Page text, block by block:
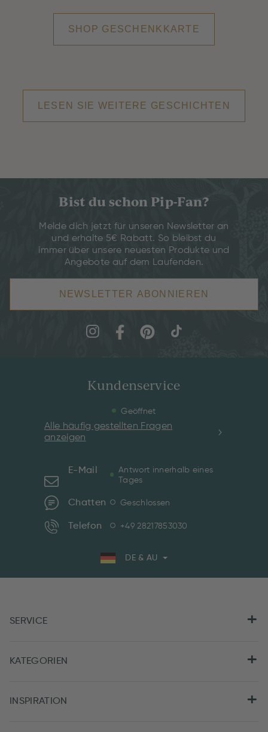
SHOP GESCHENKKARTE
LESEN SIE WEITERE GESCHICHTEN
Bist du schon Pip-Fan?
Melde dich jetzt für unseren Newsletter an
und erhalte 5€ Rabatt. So bleibst du
immer über unsere neuesten Produkte und
Angebote auf dem Laufenden.
NEWSLETTER ABONNIEREN
Kundenservice
Geöffnet
Alle häufig gestellten Fragen
anzeigen
E-Mail
Antwort innerhalb eines
Tages
Chatten Geschlossen
Telefon +49 28217853030
DE & AU
SERVICE
KATEGORIEN
INSPIRATION